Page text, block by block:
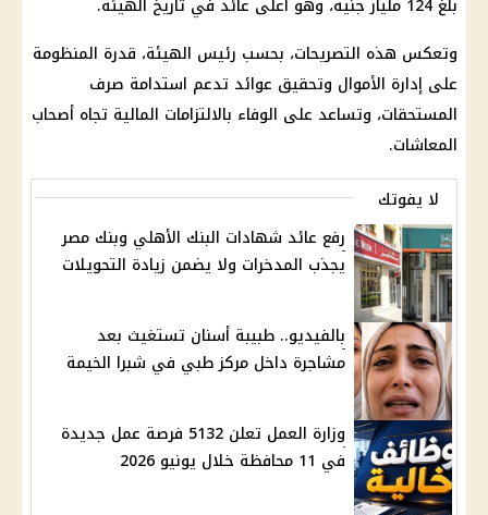
وتعكس هذه التصريحات، بحسب رئيس الهيئة، قدرة المنظومة
على إدارة الأموال وتحقيق عوائد تدعم استدامة صرف
المستحقات، وتساعد على الوفاء بالالتزامات المالية تجاه أصحاب
المعاشات.
لا يفوتك
رفع عائد شهادات البنك الأهلي وبنك مصر
يجذب المدخرات ولا يضمن زيادة التحويلات
بالفيديو.. طبيبة أسنان تستغيث بعد
مشاجرة داخل مركز طبي في شبرا الخيمة
وزارة العمل تعلن 5132 فرصة عمل جديدة
في 11 محافظة خلال يونيو 2026